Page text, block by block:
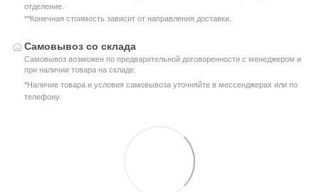
отделение.
**Конечная стоимость зависит от направления доставки.
Самовывоз со склада
Самовывоз возможен по предварительной договоренности с менеджером и
при наличии товара на складе.
*Наличие товара и условия самовывоза уточняйте в мессенджерах или по
телефону.